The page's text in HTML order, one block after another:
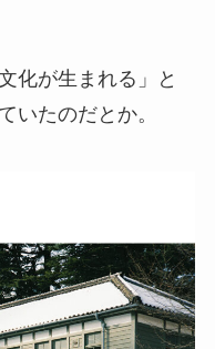
化が生まれる」と
いたのだとか。